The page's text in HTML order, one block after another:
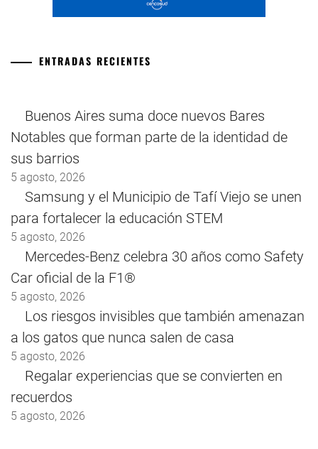
ENTRADAS RECIENTES
Buenos Aires suma doce nuevos Bares
Notables que forman parte de la identidad de
sus barrios
5 agosto, 2026
Samsung y el Municipio de Tafí Viejo se unen
para fortalecer la educación STEM
5 agosto, 2026
Mercedes-Benz celebra 30 años como Safety
Car oficial de la F1®
5 agosto, 2026
Los riesgos invisibles que también amenazan
a los gatos que nunca salen de casa
5 agosto, 2026
Regalar experiencias que se convierten en
recuerdos
5 agosto, 2026